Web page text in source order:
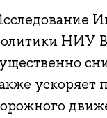
НИУ
ускоряет